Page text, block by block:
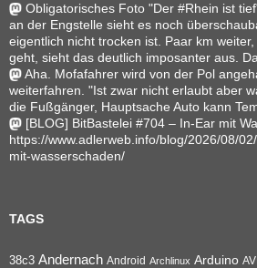
Obligatorisches Foto "Der #Rhein ist
an der Engstelle sieht es noch
eigentlich nicht trocken ist. Paar km
geht, sieht das deutlich imposanter aus. Da
Aha. Mofafahrer wird von der Pol
weiterfahren. "Ist zwar nicht erlaubt aber
die Fußgänger, Hauptsache Auto kann
[BLOG] BitBastelei #704 – In-Ear mit
https://www.adlerweb.info/blog/2026/08/
mit-wasserschaden/
TAGS
38c3 Andernach Android Archlinux Arduino